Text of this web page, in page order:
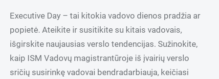
Executive Day – tai kitokia vadovo dienos pradžia ar
popietė. Ateikite ir susitikite su kitais vadovais,
išgirskite naujausias verslo tendencijas. Sužinokite,
kaip ISM Vadovų magistrantūroje iš įvairių verslo
sričių susirinkę vadovai bendradarbiauja, keičiasi